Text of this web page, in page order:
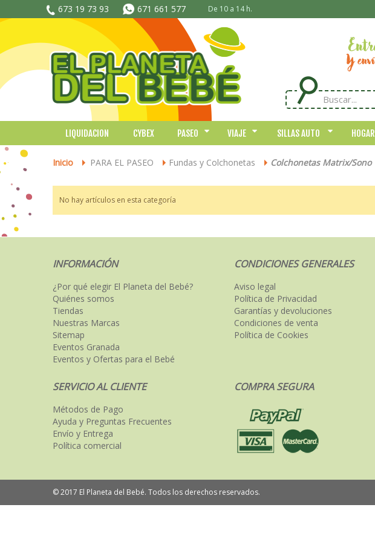
673 19 73 93 671 661 577 De 10 a 14 h.
LIQUIDACION CYBEX PASEO VIAJE SILLAS AUTO HOGAR
Inicio > PARA EL PASEO > Fundas y Colchonetas > Colchonetas Matrix/Sono
No hay artículos en esta categoría
INFORMACIÓN
¿Por qué elegir El Planeta del Bebé?
Quiénes somos
Tiendas
Nuestras Marcas
Sitemap
Eventos Granada
Eventos y Ofertas para el Bebé
CONDICIONES GENERALES
Aviso legal
Política de Privacidad
Garantías y devoluciones
Condiciones de venta
Política de Cookies
SERVICIO AL CLIENTE
Métodos de Pago
Ayuda y Preguntas Frecuentes
Envío y Entrega
Política comercial
COMPRA SEGURA
© 2017 El Planeta del Bebé. Todos los derechos reservados.